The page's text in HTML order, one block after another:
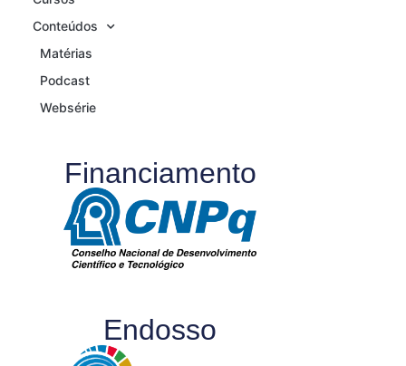
Conteúdos
Matérias
Podcast
Websérie
Financiamento
Endosso